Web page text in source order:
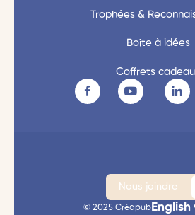
Trophées &
Boîte à idées
Coffrets
Nous joindre
© 2025 CréapubEnglish